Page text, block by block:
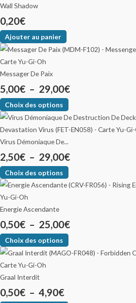
Wall Shadow
0,20€
Ajouter au panier
Messager De Paix
5,00€ – 29,00€
Choix des options
Virus Démoniaque De...
2,50€ – 29,00€
Choix des options
Energie Ascendante
0,50€ – 25,00€
Choix des options
Graal Interdit
0,50€ – 4,90€